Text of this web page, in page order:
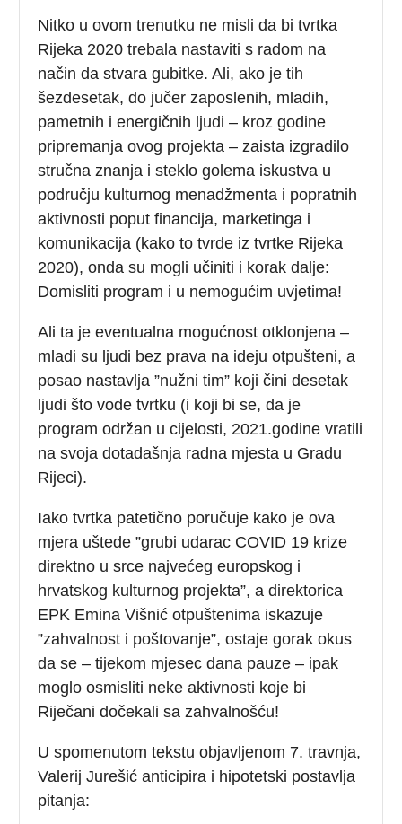
Nitko u ovom trenutku ne misli da bi tvrtka
Rijeka 2020 trebala nastaviti s radom na
način da stvara gubitke. Ali, ako je tih
šezdesetak, do jučer zaposlenih, mladih,
pametnih i energičnih ljudi – kroz godine
pripremanja ovog projekta – zaista izgradilo
stručna znanja i steklo golema iskustva u
području kulturnog menadžmenta i popratnih
aktivnosti poput financija, marketinga i
komunikacija (kako to tvrde iz tvrtke Rijeka
2020), onda su mogli učiniti i korak dalje:
Domisliti program i u nemogućim uvjetima!
Ali ta je eventualna mogućnost otklonjena –
mladi su ljudi bez prava na ideju otpušteni, a
posao nastavlja ”nužni tim” koji čini desetak
ljudi što vode tvrtku (i koji bi se, da je
program održan u cijelosti, 2021.godine vratili
na svoja dotadašnja radna mjesta u Gradu
Rijeci).
Iako tvrtka patetično poručuje kako je ova
mjera uštede ”grubi udarac COVID 19 krize
direktno u srce najvećeg europskog i
hrvatskog kulturnog projekta”, a direktorica
EPK Emina Višnić otpuštenima iskazuje
”zahvalnost i poštovanje”, ostaje gorak okus
da se – tijekom mjesec dana pauze – ipak
moglo osmisliti neke aktivnosti koje bi
Riječani dočekali sa zahvalnošću!
U spomenutom tekstu objavljenom 7. travnja,
Valerij Jurešić anticipira i hipotetski postavlja
pitanja: